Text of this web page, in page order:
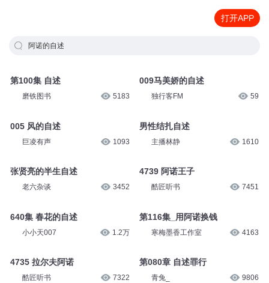
打开APP
阿诺的自述
第100集 自述
磨铁图书 5183
005 风的自述
巨凌有声 1093
张贤亮的半生自述
老六杂谈 3452
640集 春花的自述
小小天007 1.2万
4735 拉尔夫阿诺
酷匠听书 7322
009马美娇的自述
独行客FM 59
男性结扎自述
主播林静 1610
4739 阿诺王子
酷匠听书 7451
第116集_用阿诺换钱
寒梅墨香工作室 4163
第080章 自述罪行
青兔_ 9806